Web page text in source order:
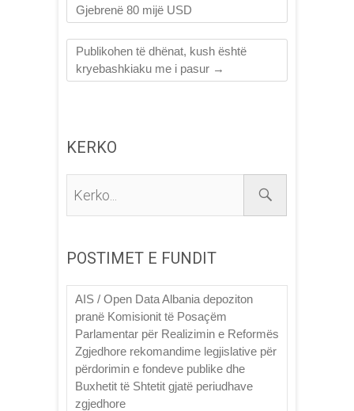
Gjebrenë 80 mijë USD
Publikohen të dhënat, kush është
kryebashkiaku me i pasur →
KERKO
POSTIMET E FUNDIT
AIS / Open Data Albania depoziton
pranë Komisionit të Posaçëm
Parlamentar për Realizimin e Reformës
Zgjedhore rekomandime legjislative për
përdorimin e fondeve publike dhe
Buxhetit të Shtetit gjatë periudhave
zgjedhore